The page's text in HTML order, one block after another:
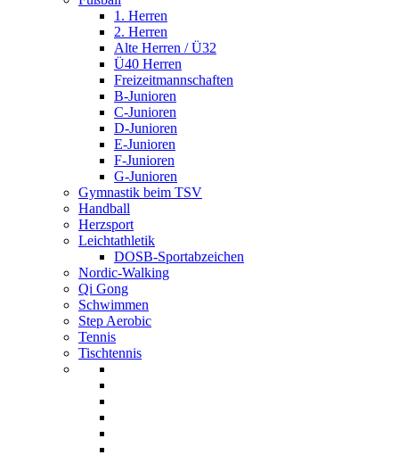
1. Herren
2. Herren
Alte Herren / Ü32
Ü40 Herren
Freizeitmannschaften
B-Junioren
C-Junioren
D-Junioren
E-Junioren
F-Junioren
G-Junioren
Gymnastik beim TSV
Handball
Herzsport
Leichtathletik
DOSB-Sportabzeichen
Nordic-Walking
Qi Gong
Schwimmen
Step Aerobic
Tennis
Tischtennis